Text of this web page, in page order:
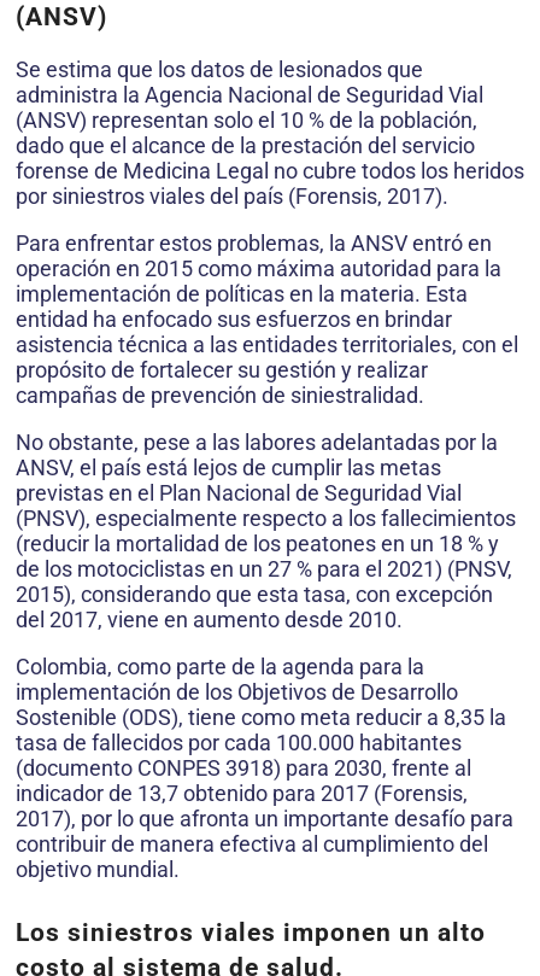
(ANSV)
Se estima que los datos de lesionados que
administra la Agencia Nacional de Seguridad Vial
(ANSV) representan solo el 10 % de la población,
dado que el alcance de la prestación del servicio
forense de Medicina Legal no cubre todos los heridos
por siniestros viales del país (Forensis, 2017).
Para enfrentar estos problemas, la ANSV entró en
operación en 2015 como máxima autoridad para la
implementación de políticas en la materia. Esta
entidad ha enfocado sus esfuerzos en brindar
asistencia técnica a las entidades territoriales, con el
propósito de fortalecer su gestión y realizar
campañas de prevención de siniestralidad.
No obstante, pese a las labores adelantadas por la
ANSV, el país está lejos de cumplir las metas
previstas en el Plan Nacional de Seguridad Vial
(PNSV), especialmente respecto a los fallecimientos
(reducir la mortalidad de los peatones en un 18 % y
de los motociclistas en un 27 % para el 2021) (PNSV,
2015), considerando que esta tasa, con excepción
del 2017, viene en aumento desde 2010.
Colombia, como parte de la agenda para la
implementación de los Objetivos de Desarrollo
Sostenible (ODS), tiene como meta reducir a 8,35 la
tasa de fallecidos por cada 100.000 habitantes
(documento CONPES 3918) para 2030, frente al
indicador de 13,7 obtenido para 2017 (Forensis,
2017), por lo que afronta un importante desafío para
contribuir de manera efectiva al cumplimiento del
objetivo mundial.
Los siniestros viales imponen un alto
costo al sistema de salud.